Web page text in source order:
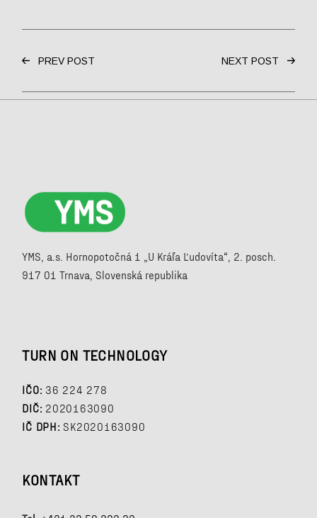
PREV POST NEXT POST
YMS, a.s. Hornopotočná 1 „U Kráľa Ľudovíta“, 2. posch.
917 01 Trnava, Slovenská republika
TURN ON TECHNOLOGY
IČO: 36 224 278
DIČ: 2020163090
IČ DPH: SK2020163090
KONTAKT